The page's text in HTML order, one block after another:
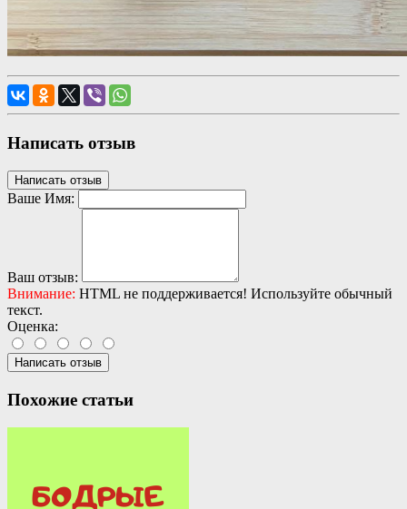
Написать отзыв
Написать отзыв
Ваше Имя:
Ваш отзыв:
Внимание: HTML не поддерживается! Используйте обычный
текст.
Оценка:
Написать отзыв
Похожие статьи